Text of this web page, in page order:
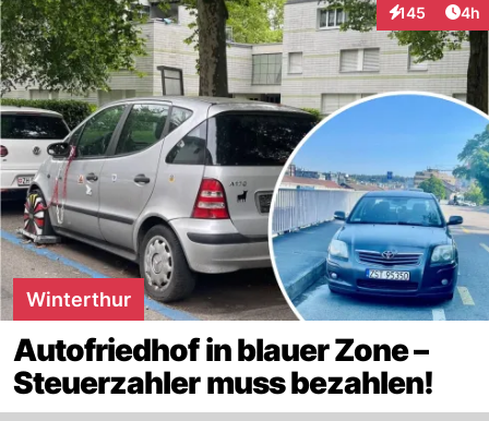
145
Interaktionen
4h
Winterthur
Autofriedhof in blauer Zone –
Steuerzahler muss bezahlen!